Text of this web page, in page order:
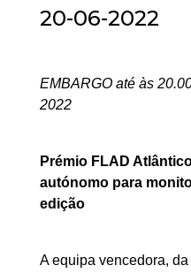
20-06-2022
EMBARGO até às
2022
Prémio FLAD
autónomo para
edição
A equipa vencedora,